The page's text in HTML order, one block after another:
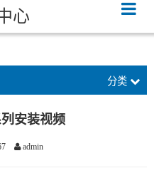
系统已记录。发生系统错误，系统已记
心
分类
安装视频
admin